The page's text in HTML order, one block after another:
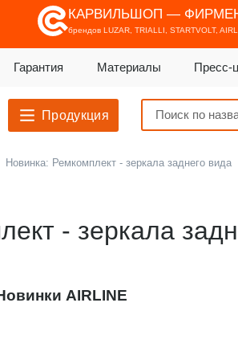
КАРВИЛЬШОП —
брендов LUZAR, TRIALLI, STARTVOLT,
Гарантия Материалы Пресс-
Продукция
Новинка: Ремкомплект - зеркала заднего вида
- зеркала
AIRLINE